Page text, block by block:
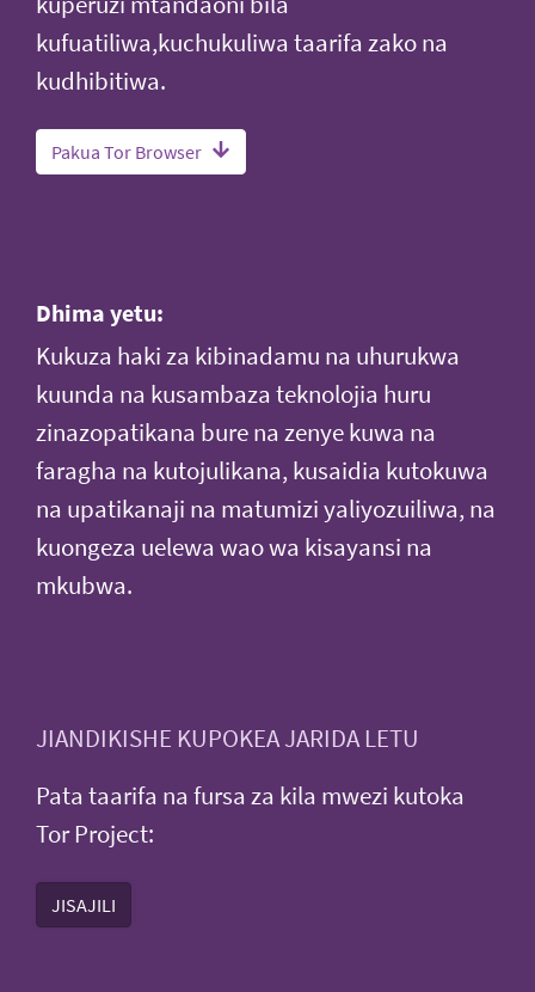
kufuatiliwa,kuchukuliwa taarifa zako na
kudhibitiwa.
Pakua Tor Browser
Dhima yetu:
Kukuza haki za kibinadamu na uhurukwa
kuunda na kusambaza teknolojia huru
zinazopatikana bure na zenye kuwa na
faragha na kutojulikana, kusaidia kutokuwa
na upatikanaji na matumizi yaliyozuiliwa, na
kuongeza uelewa wao wa kisayansi na
mkubwa.
JIANDIKISHE KUPOKEA JARIDA LETU
Pata taarifa na fursa za kila mwezi kutoka
Tor Project:
JISAJILI